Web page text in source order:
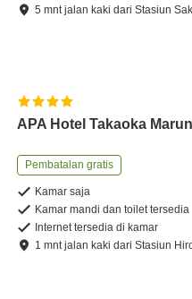
5 mntjalan kaki dariStasiun
APA Hotel Takaoka
Pembatalan gratis
Kamar saja
Kamar mandi dan toilet tersedia
Internet tersedia di kamar
1 mntjalan kaki dariStasiun